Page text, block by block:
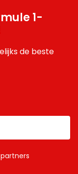
1-
de beste